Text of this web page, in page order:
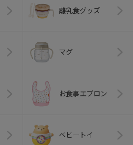
離乳食グッズ
マグ
お食事エプロン
ベビートイ